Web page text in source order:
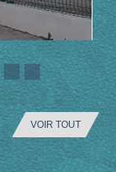
VOIR TOUT